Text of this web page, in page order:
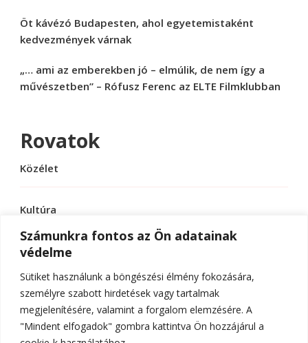
Számunkra fontos az Ön adatainak
védelme
Sütiket használunk a böngészési élmény fokozására,
személyre szabott hirdetések vagy tartalmak
megjelenítésére, valamint a forgalom elemzésére. A
"Mindent elfogadok" gombra kattintva Ön hozzájárul a
Öt kávézó Budapesten, ahol egyetemistaként
kedvezmények várnak
„… ami az emberekben jó – elmúlik, de nem így a
művészetben” – Rófusz Ferenc az ELTE Filmklubban
Rovatok
Közélet
Kultúra
Sport
Tudomány